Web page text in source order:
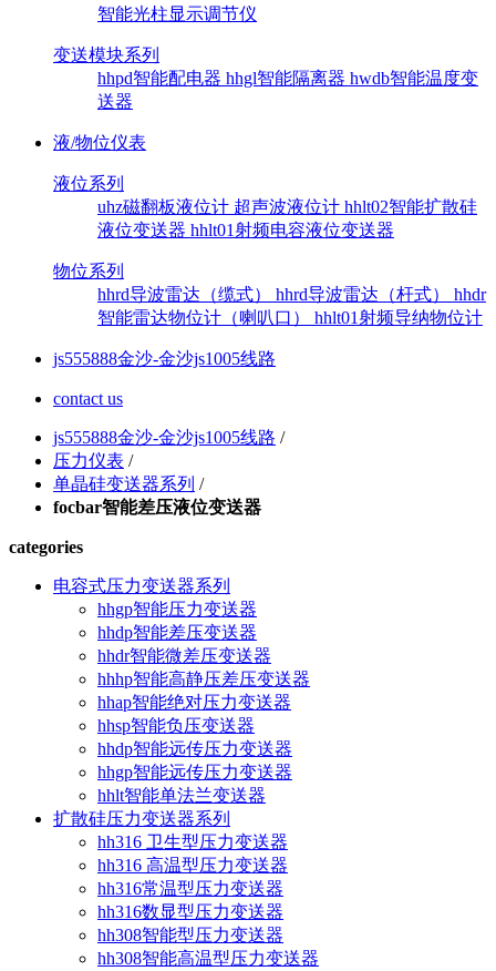
智能光柱显示调节仪
变送模块系列
hhpd智能配电器 hhgl智能隔离器 hwdb智能温度变
送器
液/物位仪表
液位系列
uhz磁翻板液位计 超声波液位计 hhlt02智能扩散硅
液位变送器 hhlt01射频电容液位变送器
物位系列
hhrd导波雷达（缆式） hhrd导波雷达（杆式） hhdr
智能雷达物位计（喇叭口） hhlt01射频导纳物位计
js555888金沙-金沙js1005线路
contact us
js555888金沙-金沙js1005线路 /
压力仪表 /
单晶硅变送器系列 /
focbar智能差压液位变送器
categories
电容式压力变送器系列
hhgp智能压力变送器
hhdp智能差压变送器
hhdr智能微差压变送器
hhhp智能高静压差压变送器
hhap智能绝对压力变送器
hhsp智能负压变送器
hhdp智能远传压力变送器
hhgp智能远传压力变送器
hhlt智能单法兰变送器
扩散硅压力变送器系列
hh316 卫生型压力变送器
hh316 高温型压力变送器
hh316常温型压力变送器
hh316数显型压力变送器
hh308智能型压力变送器
hh308智能高温型压力变送器